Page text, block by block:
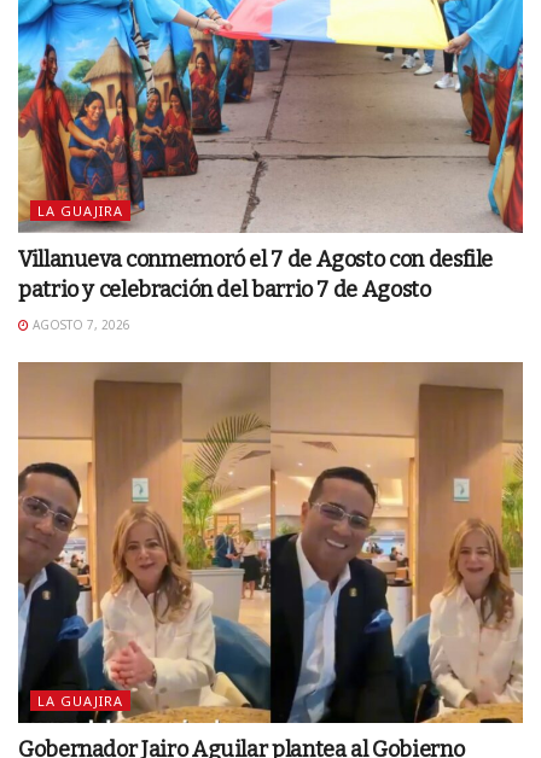
LA GUAJIRA
Villanueva conmemoró el 7 de Agosto con desfile
patrio y celebración del barrio 7 de Agosto
AGOSTO 7, 2026
LA GUAJIRA
Gobernador Jairo Aguilar plantea al Gobierno